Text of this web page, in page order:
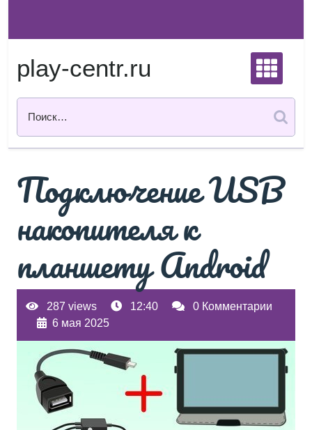
содержимому
play-centr.ru
Подключение USB
накопителя к
планшету Android
287 views 12:40
0 Комментарии
6 мая 2025